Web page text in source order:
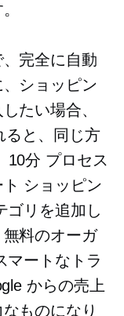
完全に自動
ショッピン
たい場合、
ると、同じ方
10分 プロセス
ショッピン
ゴリを追加し
料のオーガ
マートなトラ
からの売上
ものになり